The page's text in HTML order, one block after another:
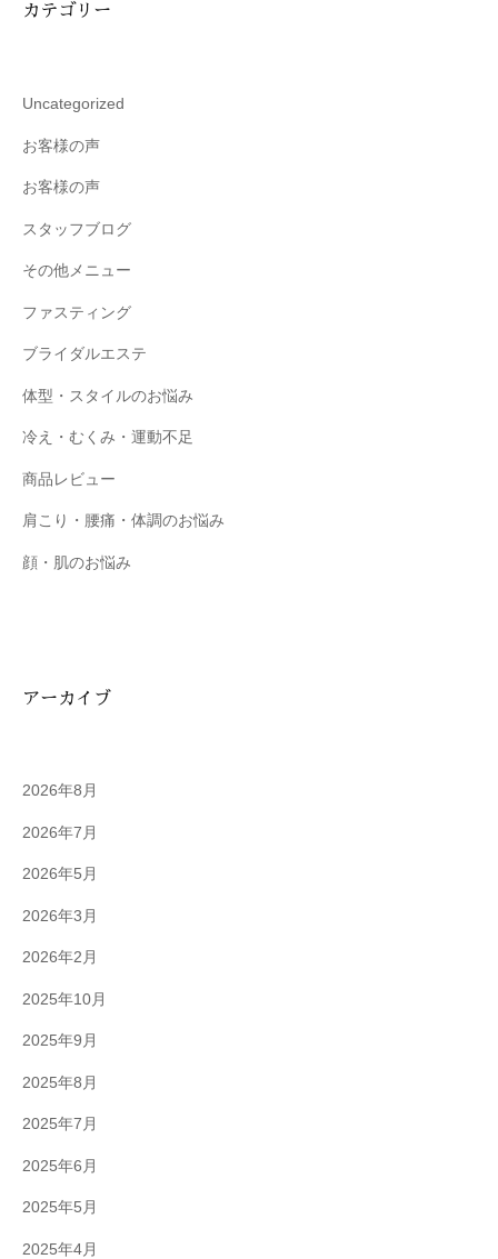
カテゴリー
Uncategorized
お客様の声
お客様の声
スタッフブログ
その他メニュー
ファスティング
ブライダルエステ
体型・スタイルのお悩み
冷え・むくみ・運動不足
商品レビュー
肩こり・腰痛・体調のお悩み
顔・肌のお悩み
アーカイブ
2026年8月
2026年7月
2026年5月
2026年3月
2026年2月
2025年10月
2025年9月
2025年8月
2025年7月
2025年6月
2025年5月
2025年4月